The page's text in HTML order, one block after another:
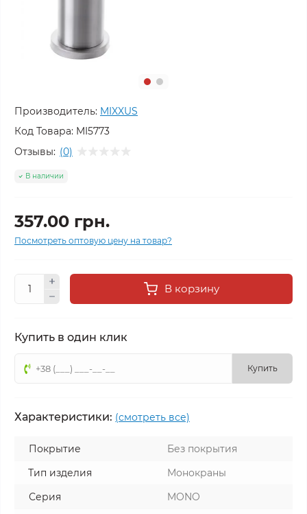
Производитель: MIXXUS
Код Товара: MI5773
Отзывы: (0)
В наличии
357.00 грн.
Посмотреть оптовую цену на товар?
В корзину
Купить в один клик
Купить
Характеристики: (смотреть все)
Покрытие
Без покрытия
Тип изделия
Монокраны
Серия
MONO